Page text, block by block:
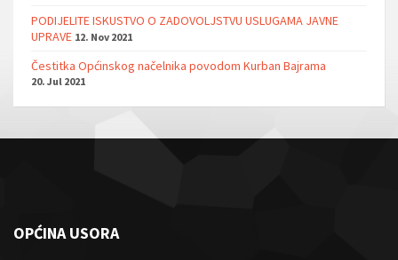
PODIJELITE ISKUSTVO O ZADOVOLJSTVU USLUGAMA JAVNE
UPRAVE 12. Nov 2021
Čestitka Općinskog načelnika povodom Kurban Bajrama
20. Jul 2021
OPĆINA USORA